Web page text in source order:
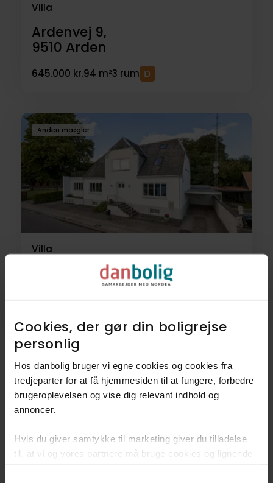
Cookies, der gør din boligrejse
personlig​
Hos danbolig bruger vi egne cookies og cookies fra
tredjeparter for at få hjemmesiden til at fungere, forbedre
brugeroplevelsen og vise dig relevant indhold og
annoncer.​
Hvis du giver samtykke til marketing giver du tilladelse
til, at vi og vores partnere må bruge cookies og lignende
Villa
Ardenvej 9,
9510 Arden
645.000 kr.94 m²3 rum
Anden mægler
Villa
Skørpingvej 6,
Arden
11
Villaer
Se alle 13 boliger